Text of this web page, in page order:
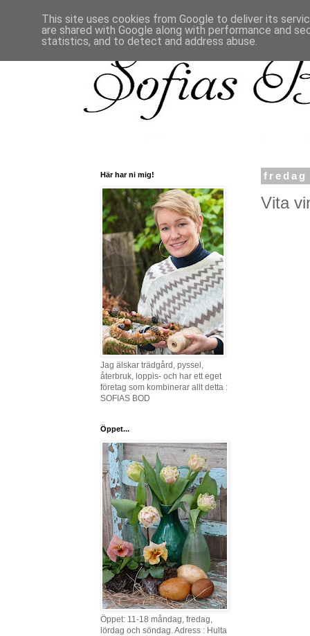
fredag
Vita
Här har ni mig!
Jag älskar trädgård, pyssel,
återbruk, loppis- och har ett eget
företag som kombinerar allt detta :
SOFIAS BOD
Öppet...
Öppet: 11-18 måndag, fredag,
lördag och söndag. Adress : Hulta
This site uses cookies from Google to deliver its
are shared with Google along with performance and
statistics, and to detect and address abuse.